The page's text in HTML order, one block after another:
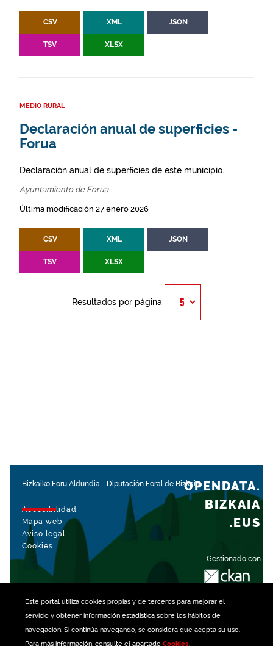
Este portal utiliza cookiespropias y de terceros para mejorar el
servicio y obtener información estadística sobre los hábitos de
navegación. Si continúa navegando, se considera que acepta su uso.
Para más información, consulte el apartado Cookies.
CSV XML JSON
TSV XLSX
MEDIO RURAL
Declaración anual de superficies -
Forua
Declaración anual de superficies de este municipio.
Ayuntamiento de Forua
Última modificación 27 enero 2026
CSV XML JSON
TSV XLSX
Resultados por página
Bizkaiko Foru Aldundia - Diputación Foral de Bizkaia
Accesibilidad
Mapa web
Aviso legal
Cookies
Gestionado con
OPENDATA.
BIZKAIA
.EUS